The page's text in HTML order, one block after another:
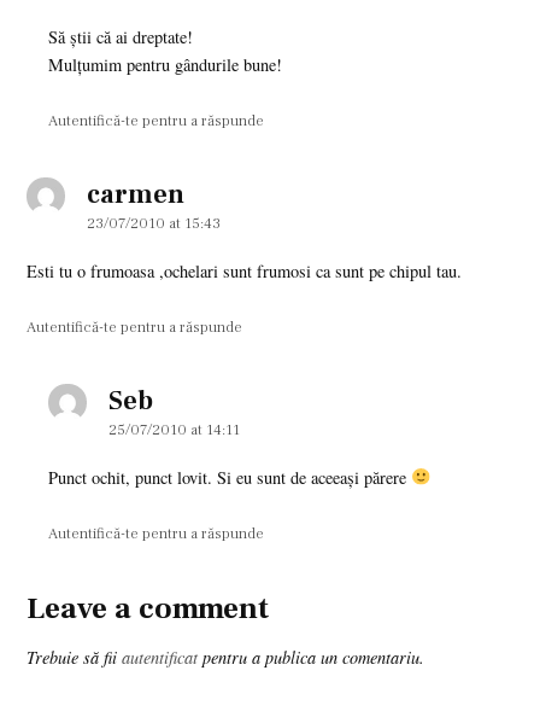
Să ştii că ai dreptate!
Mulţumim pentru gândurile bune!
Autentifică-te pentru a răspunde
carmen
23/07/2010 at 15:43
Esti tu o frumoasa ,ochelari sunt frumosi ca sunt pe chipul tau.
Autentifică-te pentru a răspunde
Sebsays:
25/07/2010 at 14:11
Punct ochit, punct lovit. Si eu sunt de aceeaşi părere
Autentifică-te pentru a răspunde
Leave
comment
Trebuie să fiiautentificat pentru a publica un comentariu.
Leave a comment